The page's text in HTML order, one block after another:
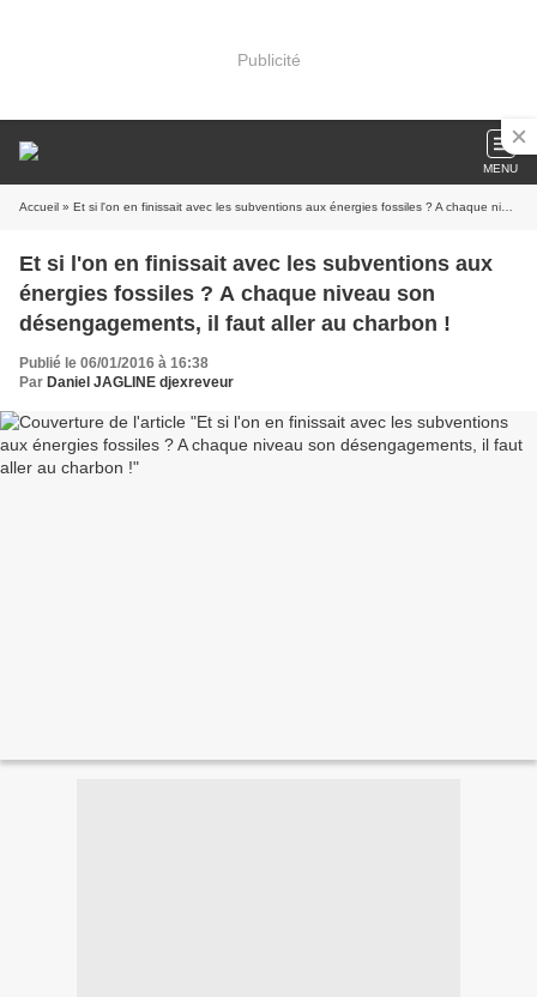
Publicité
MENU
Accueil » Et si l'on en finissait avec les subventions aux énergies fossiles ? A chaque niveau son désengagements, il faut aller au charbon !
Et si l'on en finissait avec les subventions aux
énergies fossiles ? A chaque niveau son
désengagements, il faut aller au charbon !
Publié le 06/01/2016 à 16:38
Par Daniel JAGLINE djexreveur